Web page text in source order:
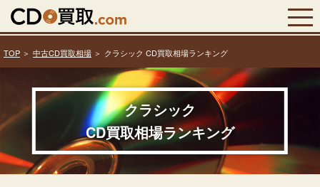
TOP 中古CD買取相場 クラシック CD買取相場ランキング
クラシック
CD買取相場ランキング